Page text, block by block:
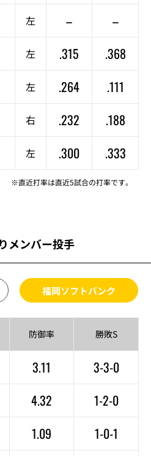
左 – –
左 .315 .368
左 .264 .111
右 .232 .188
左 .300 .333
※直近打率は直近5試合の打率です。
メンバー投手
福岡ソフトバンク
防御率 勝敗S
3.11 3-3-0
4.32 1-2-0
1.09 1-0-1